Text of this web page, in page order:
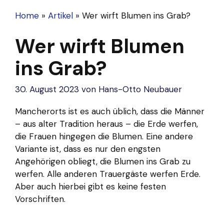
Home » Artikel » Wer wirft Blumen ins Grab?
Wer wirft Blumen
ins Grab?
30. August 2023 von Hans-Otto Neubauer
Mancherorts ist es auch üblich, dass die Männer
– aus alter Tradition heraus – die Erde werfen,
die Frauen hingegen die Blumen. Eine andere
Variante ist, dass es nur den engsten
Angehörigen obliegt, die Blumen ins Grab zu
werfen. Alle anderen Trauergäste werfen Erde.
Aber auch hierbei gibt es keine festen
Vorschriften.